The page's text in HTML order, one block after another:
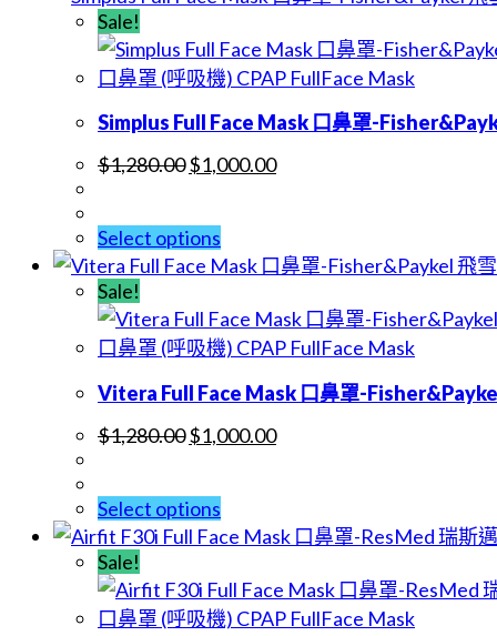
Sale!
口鼻罩 (呼吸機) CPAP FullFace Mask
Simplus Full Face Mask 口鼻罩-
$1,280.00$1,000.00
Select options
Sale!
口鼻罩 (呼吸機) CPAP FullFace Mask
Vitera Full Face Mask 口鼻罩-
$1,280.00$1,000.00
Select options
Sale!
口鼻罩 (呼吸機) CPAP FullFace Mask